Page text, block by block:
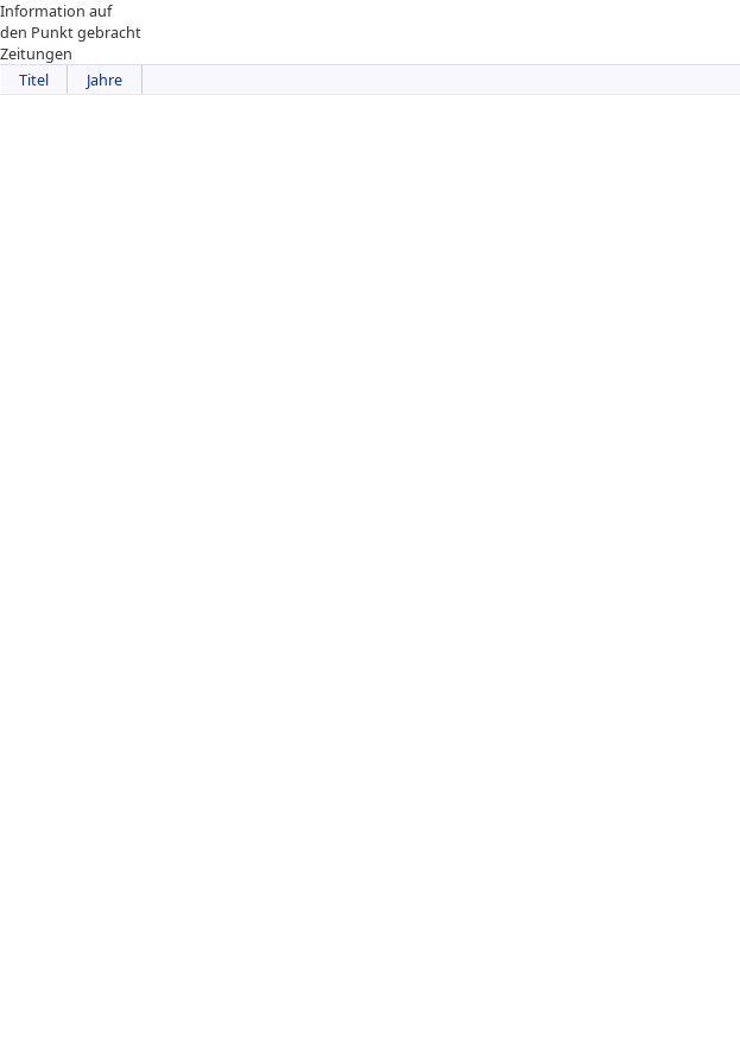
Information auf
den Punkt gebracht
Zeitungen
Titel
Jahre